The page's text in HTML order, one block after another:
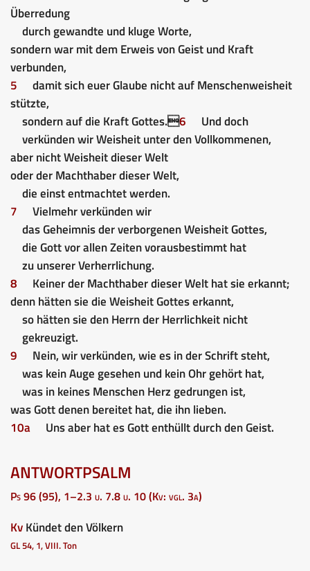
Überredung
durch gewandte und kluge Worte,
sondern war mit dem Erweis von Geist und Kraft
verbunden,
5
damit sich euer Glaube nicht auf Menschenweisheit
stützte,
sondern auf die Kraft Gottes.6
Und doch
verkünden wir Weisheit unter den Vollkommenen,
aber nicht Weisheit dieser Welt
oder der Machthaber dieser Welt,
die einst entmachtet werden.
7
Vielmehr verkünden wir
das Geheimnis der verborgenen Weisheit Gottes,
die Gott vor allen Zeiten vorausbestimmt hat
zu unserer Verherrlichung.
8
Keiner der Machthaber dieser Welt hat sie erkannt;
denn hätten sie die Weisheit Gottes erkannt,
so hätten sie den Herrn der Herrlichkeit nicht
gekreuzigt.
9
Nein, wir verkünden, wie es in der Schrift steht,
was kein Auge gesehen und kein Ohr gehört hat,
was in keines Menschen Herz gedrungen ist,
was Gott denen bereitet hat, die ihn lieben.
10a
Uns aber hat es Gott enthüllt durch den Geist.
ANTWORTPSALM
Ps 96 (95), 1–2.3 u. 7.8 u. 10 (Kv: vgl. 3a)
KvKündet den Völkern
GL 54, 1, VIII. Ton